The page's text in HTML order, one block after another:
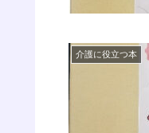
介護に役立つ本